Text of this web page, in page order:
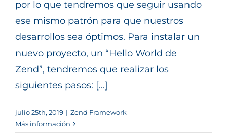
por lo que tendremos que seguir usando
ese mismo patrón para que nuestros
desarrollos sea óptimos. Para instalar un
nuevo proyecto, un “Hello World de
Zend”, tendremos que realizar los
siguientes pasos: [...]
julio 25th, 2019 | Zend Framework
Más información